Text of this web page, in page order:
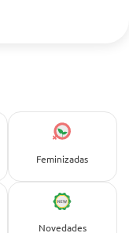
Feminizadas
Novedades